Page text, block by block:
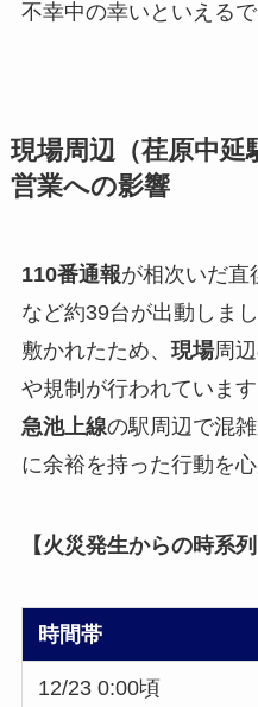
不幸中の幸いといえるで
現場周辺（荏原中延
営業への影響
110番通報が相次いだ直
など約39台が出動しま
敷かれたため、 現場周
や規制が行われていま
急池上線の駅周辺で混
に余裕を持った行動を
【火災発生からの時系列
時間帯
12/23 0:00頃